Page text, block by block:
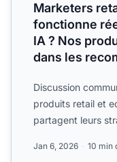
Marketers
fonctionne
IA ? Nos
dans les
Discussion
produits retail et
partagent leurs
Jan 6, 2026 10 min